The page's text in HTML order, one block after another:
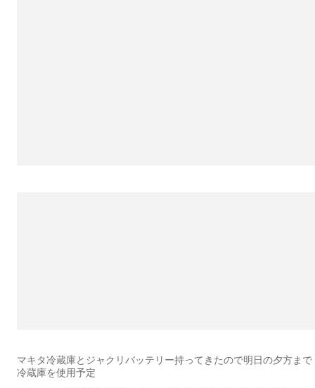
マキタ冷蔵庫とジャクリバッテリー持ってきたので明日の夕方まで
冷蔵庫を使用予定